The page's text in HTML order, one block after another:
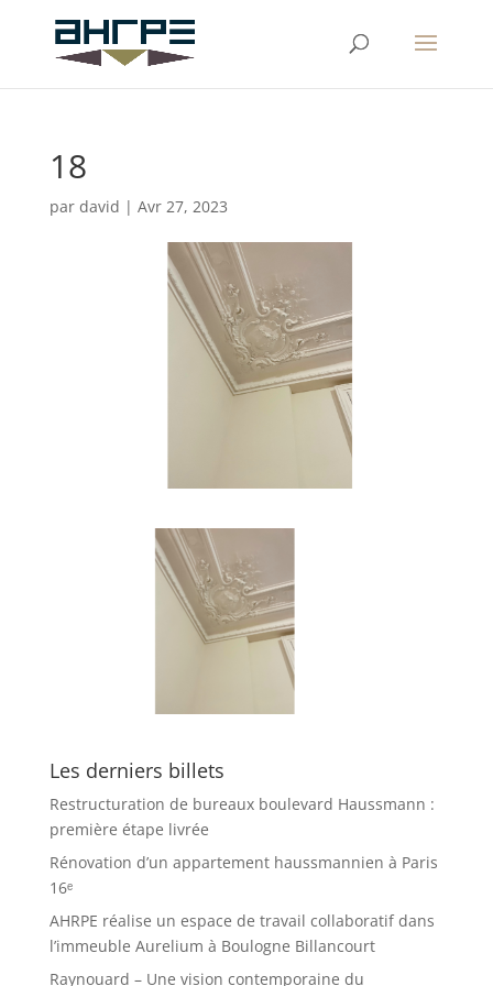
18
par david | Avr 27, 2023
Les derniers billets
Restructuration de bureaux boulevard Haussmann :
première étape livrée
Rénovation d’un appartement haussmannien à Paris
16ᵉ
AHRPE réalise un espace de travail collaboratif dans
l’immeuble Aurelium à Boulogne Billancourt
Raynouard – Une vision contemporaine du